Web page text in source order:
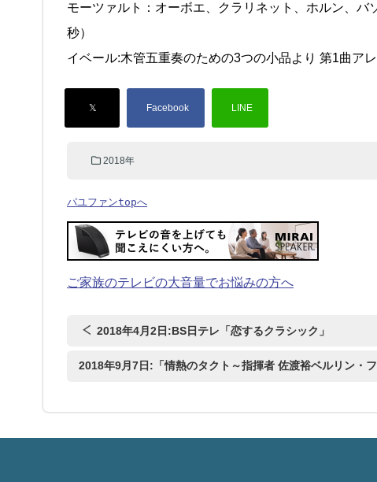
モーツァルト：オーボエ、クラリネット、ホルン、
秒）
イベール:木管五重奏のための3つの小品より 第1曲アレ
2018年
パユファンtopへ
ご家族のテレビの大音量でお悩みの方へ
2018年4月2日:BS日テレ「恋するクラシック」
2018年9月7日:「情熱のタクト～指揮者 佐渡裕ベルリン・